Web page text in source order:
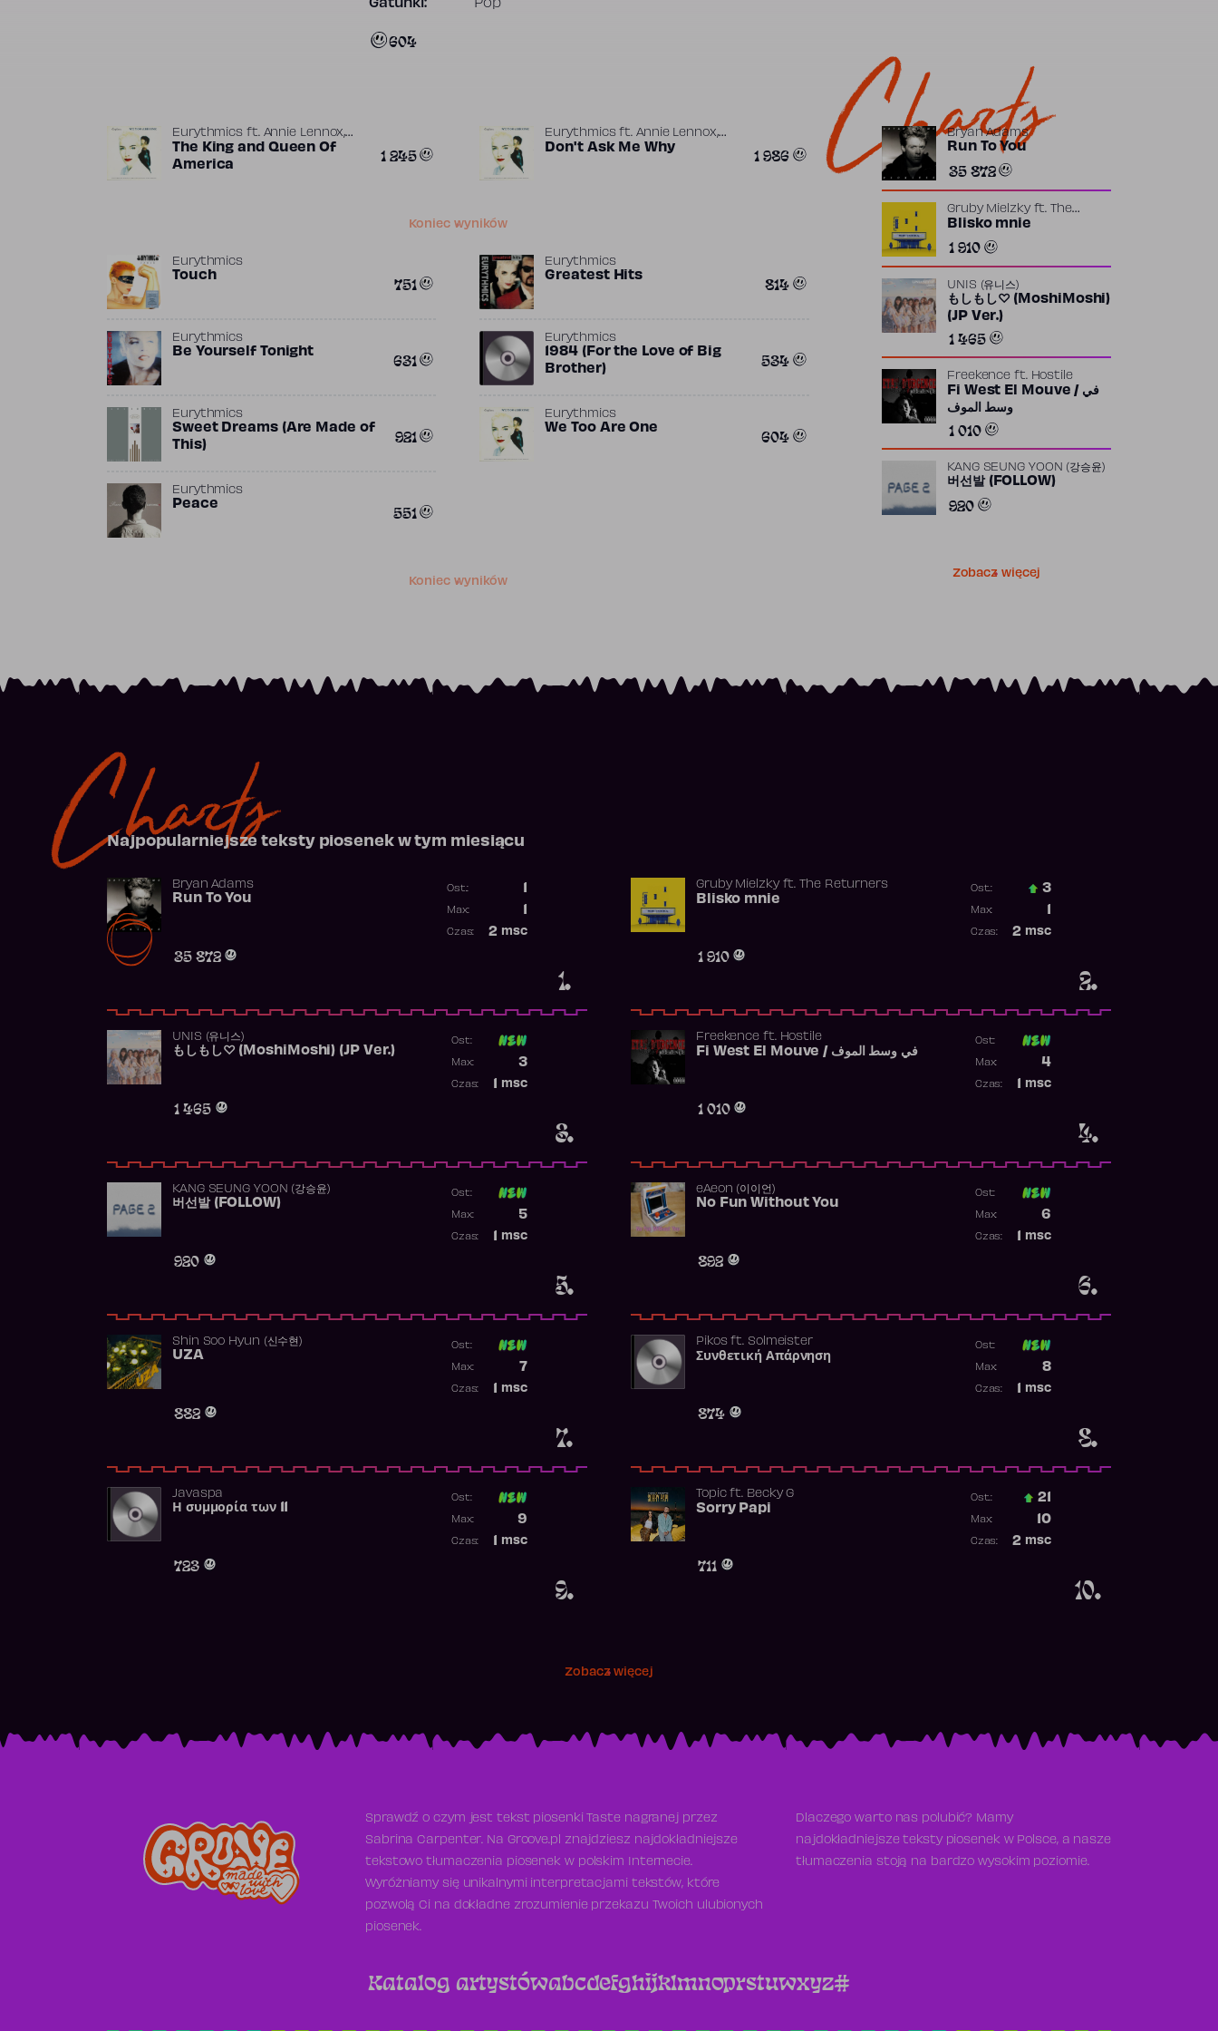
Gatunki: Pop
604
Eurythmics ft. Annie Lennox,
David A. Stewart,Jimmy Iovine
The King and Queen Of
America
1 245
Eurythmicsft. Annie Lennox,
David A. Stewart,Jimmy Iovine
Don't Ask Me Why 1 986
Koniec wyników
Eurythmics
Touch 751
Eurythmics
Greatest Hits 814
Eurythmics
Be Yourself Tonight 631
Eurythmics
1984 (For the Love of Big
Brother)
534
Eurythmics
Sweet Dreams (Are Made of
This)
921
Eurythmics
We Too Are One 604
Eurythmics
Peace 551
Koniec wyników
Charts
Bryan Adams
Run To You
35 872
Gruby Mielzkyft.
The
Returners
Blisko mnie
1 910
UNIS (유니스)
もしもし♡ (MoshiMoshi)
(JP Ver.)
1 465
Freekence ft. Hostile
Fi West El Mouve / في
وسط الموف
1 010
KANG SEUNG YOON (강승윤)
버선발 (FOLLOW)
920
Zobacz więcej
Charts
Najpopularniejsze teksty piosenek w tym miesiącu
1.
Bryan Adams
Run To You
35 872
Ost.:
Max:
2 msc
Czas:
2.
Gruby Mielzkyft. The Returners
Blisko mnie
1 910
Ost.: 3
Max:
2 msc
Czas:
3.
UNIS (유니스)
もしもし♡ (MoshiMoshi) (JP Ver.)
1 465
Ost:
3
Max:
msc
Czas:
4.
Freekence ft. Hostile
Fi West El Mouve / في وسط الموف
1 010
Ost:
4
Max:
msc
Czas:
5.
KANG SEUNG YOON (강승윤)
버선발 (FOLLOW)
920
Ost:
5
Max:
msc
Czas:
6.
​eAeon (이이언)
No Fun Without You
892
Ost:
6
Max:
msc
Czas:
7.
Shin Soo Hyun (신수현)
UZA
882
Ost:
7
Max:
msc
Czas:
8.
Pikosft. Solmeister
Συνθετική Απάρνηση
874
Ost:
8
Max:
msc
Czas:
9.
Javaspa
Η συμμορία των 11
723
Ost:
9
Max:
msc
Czas:
10.
Topicft. Becky G
Sorry Papi
711
Ost.: 21
10
Max:
2 msc
Czas:
Zobacz więcej
Sprawdź o czym jest tekst piosenki Taste nagranej przez
Sabrina Carpenter. Na Groove.pl znajdziesz najdokładniejsze
tekstowo tłumaczenia piosenek w polskim Internecie.
Wyróżniamy się unikalnymi interpretacjami tekstów, które
pozwolą Ci na dokładne zrozumienie przekazu Twoich ulubionych
piosenek.
Dlaczego warto nas polubić? Mamy
najdokładniejsze teksty piosenek w Polsce, a nasze
tłumaczenia stoją na bardzo wysokim poziomie.
Katalog artystówabcdefghijklmnoprstuwxyz#